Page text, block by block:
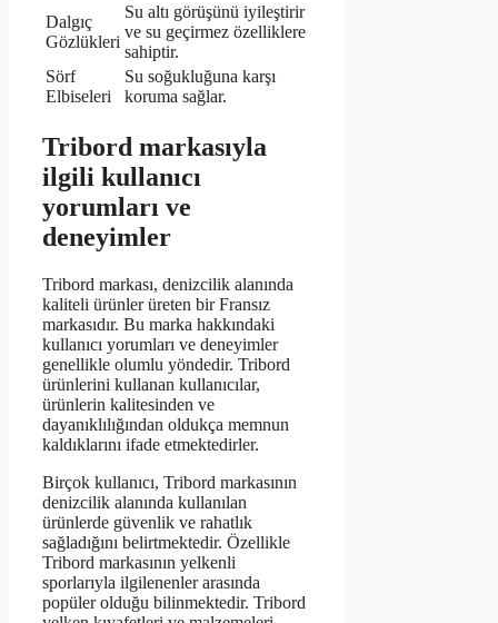
Dalgıç
Gözlükleri
Su altı görüşünü iyileştirir
ve su geçirmez özelliklere
sahiptir.
Sörf
Elbiseleri
Su soğukluğuna karşı
koruma sağlar.
Tribord markasıyla
ilgili kullanıcı
yorumları ve
deneyimler
Tribord markası, denizcilik alanında
kaliteli ürünler üreten bir Fransız
markasıdır. Bu marka hakkındaki
kullanıcı yorumları ve deneyimler
genellikle olumlu yöndedir. Tribord
ürünlerini kullanan kullanıcılar,
ürünlerin kalitesinden ve
dayanıklılığından oldukça memnun
kaldıklarını ifade etmektedirler.
Birçok kullanıcı, Tribord markasının
denizcilik alanında kullanılan
ürünlerde güvenlik ve rahatlık
sağladığını belirtmektedir. Özellikle
Tribord markasının yelkenli
sporlarıyla ilgilenenler arasında
popüler olduğu bilinmektedir. Tribord